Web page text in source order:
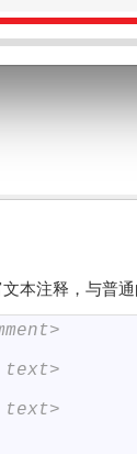
本注释，与普
text>
text>